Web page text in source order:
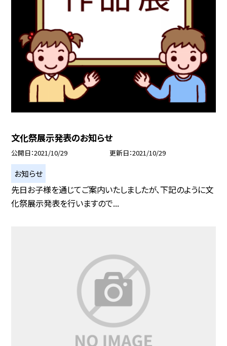
文化祭展示発表のお知らせ
公開日 2021/10/29 更新日 2021/10/29
お知らせ
先日お子様を通じてご案内いたしましたが、下記のように文
化祭展示発表を行いますので...